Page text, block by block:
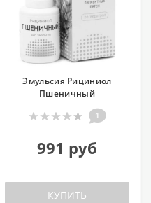
Эмульсия Рициниол
Пшеничный
1
991 руб
КУПИТЬ